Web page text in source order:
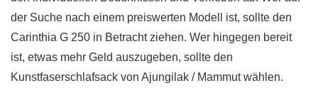
der Suche nach einem preiswerten Modell ist, sollte den
Carinthia G 250 in Betracht ziehen. Wer hingegen bereit
ist, etwas mehr Geld auszugeben, sollte den
Kunstfaserschlafsack von Ajungilak / Mammut wählen.